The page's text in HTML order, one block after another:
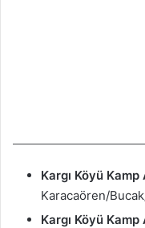
Kargı Köyü Kamp
Karacaören/
Kargı Köyü Kamp